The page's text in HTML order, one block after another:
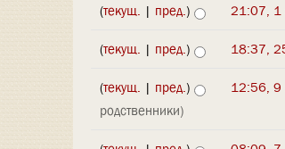
(текущ. | пред.) 21:07, 1
(текущ. | пред.) 18:37,
(текущ. | пред.) 12:56, 9
родственники)